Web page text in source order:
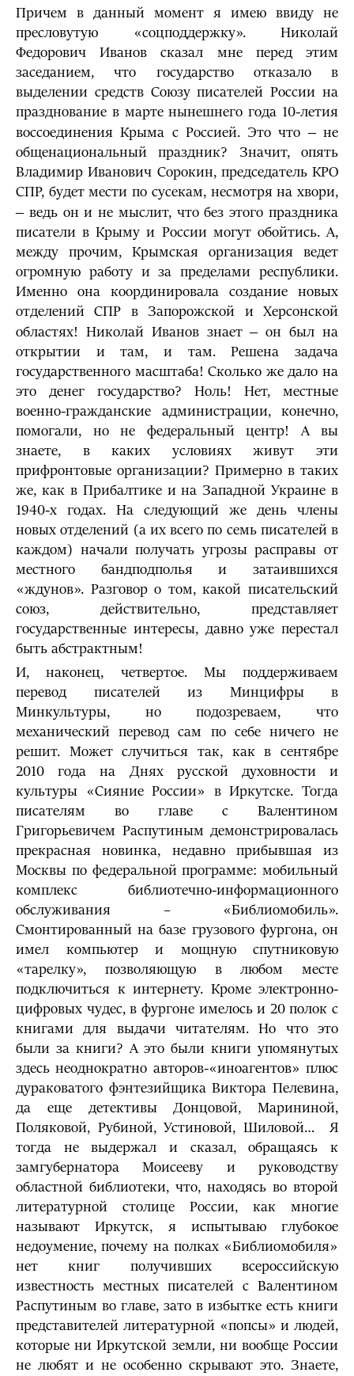
Причем в данный момент я имею ввиду не
пресловутую «соцподдержку». Николай
Федорович Иванов сказал мне перед этим
заседанием, что государство отказало в
выделении средств Союзу писателей России на
празднование в марте нынешнего года 10-летия
воссоединения Крыма с Россией. Это что ‒ не
общенациональный праздник? Значит, опять
Владимир Иванович Сорокин, председатель КРО
СПР, будет мести по сусекам, несмотря на хвори,
‒ ведь он и не мыслит, что без этого праздника
писатели в Крыму и России могут обойтись. А,
между прочим, Крымская организация ведет
огромную работу и за пределами республики.
Именно она координировала создание новых
отделений СПР в Запорожской и Херсонской
областях! Николай Иванов знает ‒ он был на
открытии и там, и там. Решена задача
государственного масштаба! Сколько же дало на
это денег государство? Ноль! Нет, местные
военно-гражданские администрации, конечно,
помогали, но не федеральный центр! А вы
знаете, в каких условиях живут эти
прифронтовые организации? Примерно в таких
же, как в Прибалтике и на Западной Украине в
1940-х годах. На следующий же день члены
новых отделений (а их всего по семь писателей в
каждом) начали получать угрозы расправы от
местного бандподполья и затаившихся
«ждунов». Разговор о том, какой писательский
союз, действительно, представляет
государственные интересы, давно уже перестал
быть абстрактным!
И, наконец, четвертое. Мы поддерживаем
перевод писателей из Минцифры в
Минкультуры, но подозреваем, что
механический перевод сам по себе ничего не
решит. Может случиться так, как в сентябре
2010 года на Днях русской духовности и
культуры «Сияние России» в Иркутске. Тогда
писателям во главе с Валентином
Григорьевичем Распутиным демонстрировалась
прекрасная новинка, недавно прибывшая из
Москвы по федеральной программе: мобильный
комплекс библиотечно-информационного
обслуживания – «Библиомобиль».
Смонтированный на базе грузового фургона, он
имел компьютер и мощную спутниковую
«тарелку», позволяющую в любом месте
подключиться к интернету. Кроме электронно-
цифровых чудес, в фургоне имелось и 20 полок с
книгами для выдачи читателям. Но что это
были за книги? А это были книги упомянутых
здесь неоднократно авторов-«иноагентов» плюс
дураковатого фэнтезийщика Виктора Пелевина,
да еще детективы Донцовой, Марининой,
Поляковой, Рубиной, Устиновой, Шиловой… Я
тогда не выдержал и сказал, обращаясь к
замгубернатора Моисееву и руководству
областной библиотеки, что, находясь во второй
литературной столице России, как многие
называют Иркутск, я испытываю глубокое
недоумение, почему на полках «Библиомобиля»
нет книг получивших всероссийскую
известность местных писателей с Валентином
Распутиным во главе, зато в избытке есть книги
представителей литературной «попсы» и людей,
которые ни Иркутской земли, ни вообще России
не любят и не особенно скрывают это. Знаете,